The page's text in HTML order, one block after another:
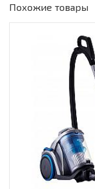
Похожие товары